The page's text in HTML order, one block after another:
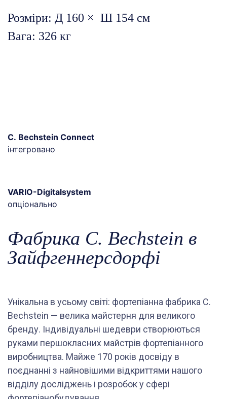
Розміри: Д 160 × Ш 154 см
Вага: 326 кг
C. Bechstein Connect
інтегровано
VARIO-Digitalsystem
опціонально
Фабрика C. Bechstein в
Зайфгеннерсдорфі
Унікальна в усьому світі: фортепіанна фабрика C.
Bechstein — велика майстерня для великого
бренду. Індивідуальні шедеври створюються
руками першокласних майстрів фортепіанного
виробництва. Майже 170 років досвіду в
поєднанні з найновішими відкриттями нашого
відділу досліджень і розробок у сфері